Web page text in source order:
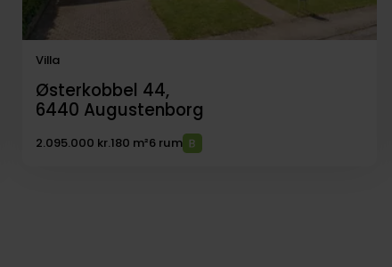
Villa
Østerkobbel 44,
6440 Augustenborg
2.095.000 kr.180 m²6 rum